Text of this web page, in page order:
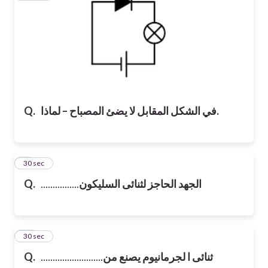
Q. في الشكل المقابل لا يضئ المصباح – لماذا.
Q. ................
9
30 sec
Q. ..........................ثنائى ا لجرمانيوم يصنع من
10
30 sec